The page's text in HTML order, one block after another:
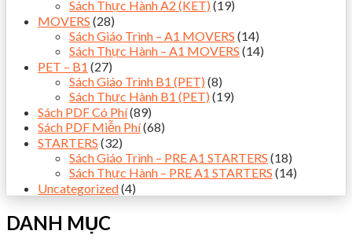
Sách Thực Hành A2 (KET) (19)
MOVERS (28)
Sách Giáo Trình – A1 MOVERS (14)
Sách Thực Hành – A1 MOVERS (14)
PET – B1 (27)
Sách Giáo Trình B1 (PET) (8)
Sách Thực Hành B1 (PET) (19)
Sách PDF Có Phí(89)
Sách PDF Miễn Phí(68)
STARTERS (32)
Sách Giáo Trình – PRE A1 STARTERS (18)
Sách Thực Hành – PRE A1 STARTERS (14)
Uncategorized(4)
DANH MỤC